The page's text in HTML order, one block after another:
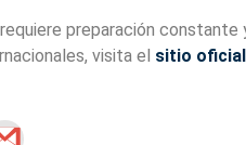
preparación
visita el sitio oficial